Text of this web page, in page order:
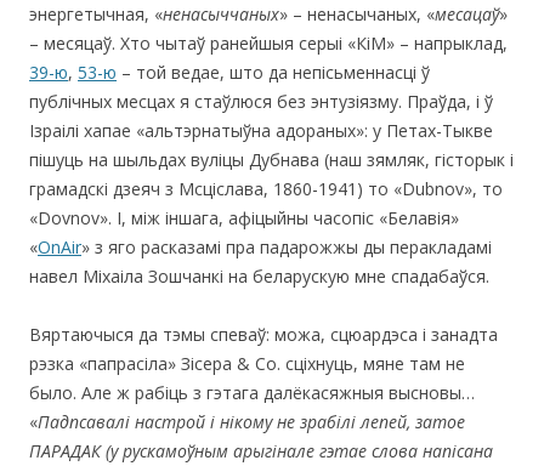
энергетычная, «ненасыччаных» – ненасычаных, «месацаў»
– месяцаў. Хто чытаў ранейшыя серыі «КіМ» – напрыклад,
39-ю, 53-ю – той ведае, што да непісьменнасці ў
публічных месцах я стаўлюся без энтузіязму. Праўда, і ў
Ізраілі хапае «альтэрнатыўна адораных»: у Петах-Тыкве
пішуць на шыльдах вуліцы Дубнава (наш зямляк, гісторык і
грамадскі дзеяч з Мсціслава, 1860-1941) то «Dubnov», то
«Dovnov». І, між іншага, афіцыйны часопіс «Белавія»
«OnAir» з яго расказамі пра падарожжы ды перакладамі
навел Міхаіла Зошчанкі на беларускую мне спадабаўся.
Вяртаючыся да тэмы спеваў: можа, сцюардэса і занадта
рэзка «папрасіла» Зісера & Со. сціхнуць, мяне там не
было. Але ж рабіць з гэтага далёкасяжныя высновы…
«Падпсавалі настрой і нікому не зрабілі лепей, затое
ПАРАДАК (у рускамоўным арыгінале гэтае слова напісана